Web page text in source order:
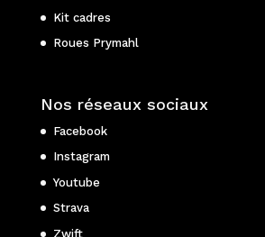
Kit cadres
Roues Prymahl
Nos réseaux sociaux
Facebook
Instagram
Youtube
Strava
Zwift